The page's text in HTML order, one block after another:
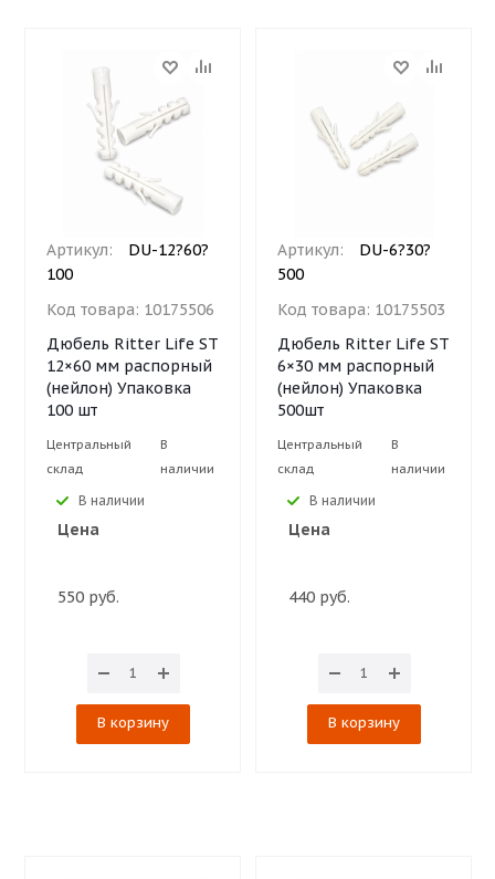
Артикул:
DU-12?60?
100
Код товара: 10175506
Дюбель Ritter Life ST
12×60 мм распорный
(нейлон) Упаковка
100 шт
Центральный
склад
В
наличии
В наличии
Цена
550 руб.
В корзину
Артикул:
DU-6?30?
500
Код товара: 10175503
Дюбель Ritter Life ST
6×30 мм распорный
(нейлон) Упаковка
500шт
Центральный
склад
В
наличии
В наличии
Цена
440 руб.
В корзину